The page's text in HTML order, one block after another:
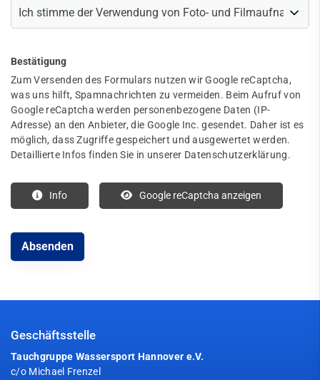
Bestätigung
Zum Versenden des Formulars nutzen wir Google reCaptcha,
was uns hilft, Spamnachrichten zu vermeiden. Beim Aufruf von
Google reCaptcha werden personenbezogene Daten (IP-
Adresse) an den Anbieter, die Google Inc. gesendet. Daher ist es
möglich, dass Zugriffe gespeichert und ausgewertet werden.
Detaillierte Infos finden Sie in unserer Datenschutzerklärung.
Info Google reCaptcha anzeigen
Geschäftsstelle
Tauchgruppe Wassersport Hannover e.V.
c/o Michael Frenzel